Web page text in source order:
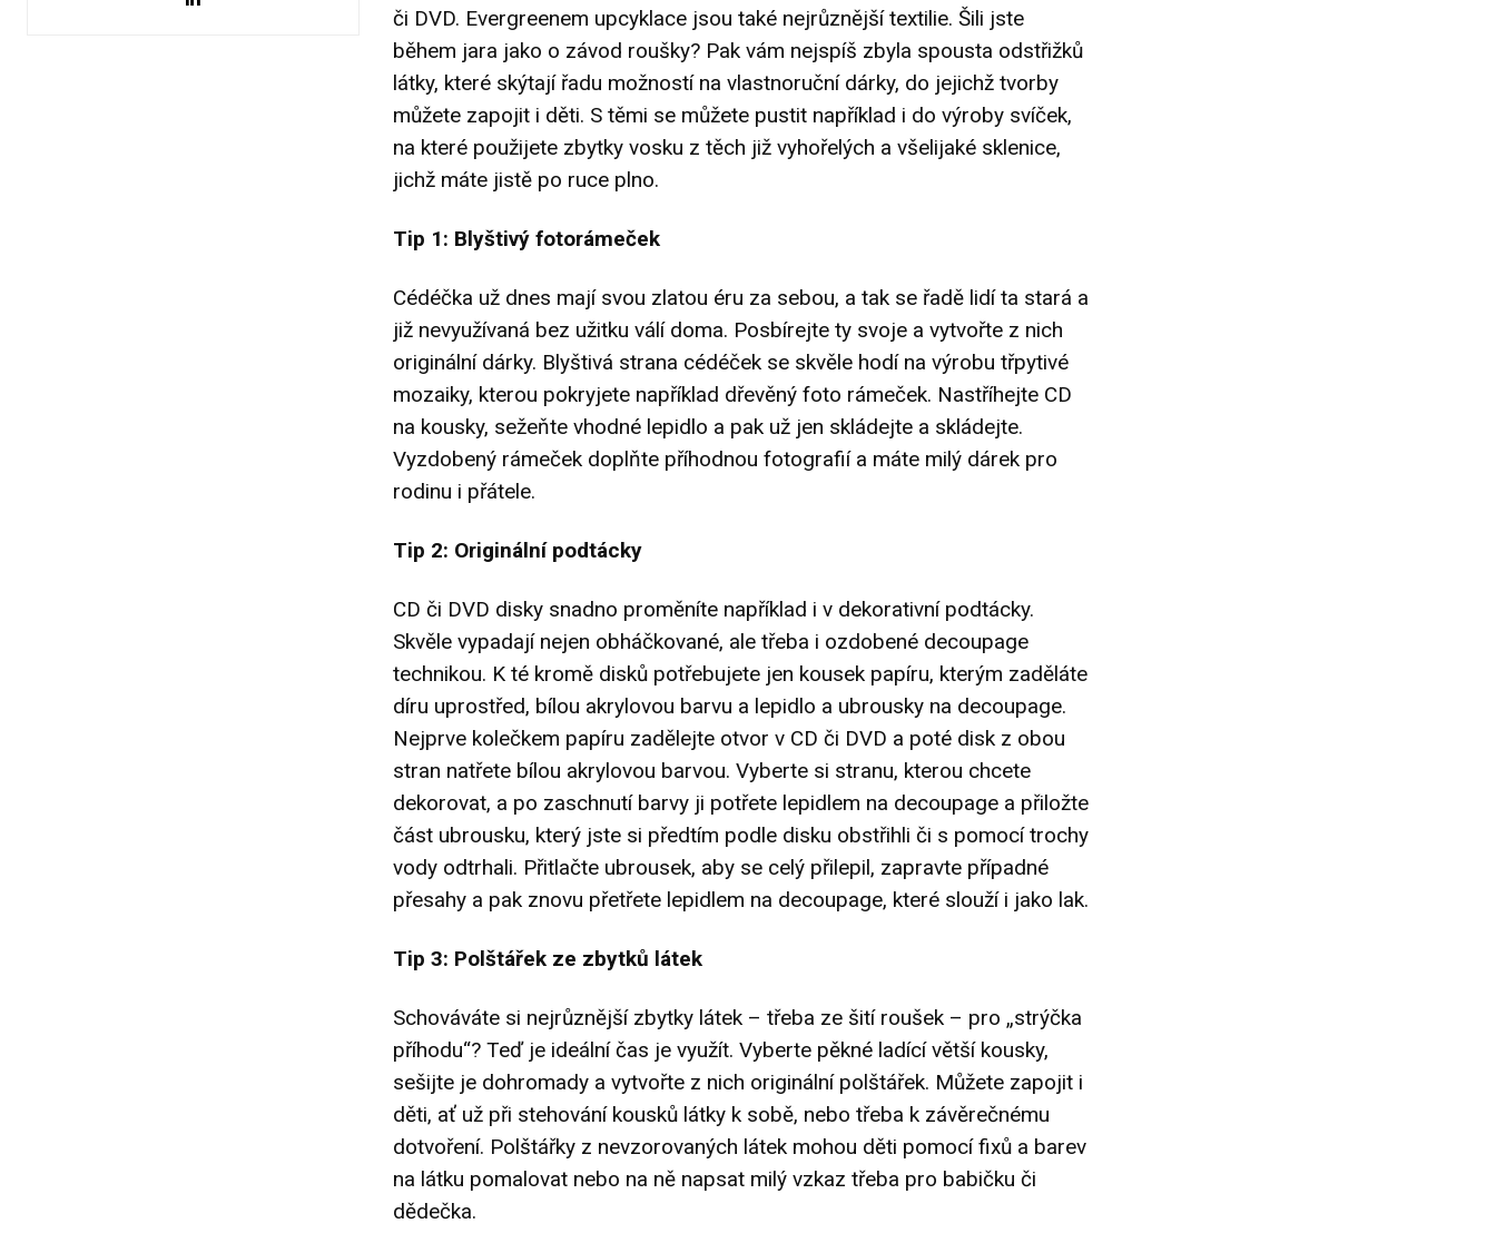
či DVD. Evergreenem upcyklace jsou také nejrůznější textilie. Šili jste
během jara jako o závod roušky? Pak vám nejspíš zbyla spousta odstřižků
látky, které skýtají řadu možností na vlastnoruční dárky, do jejichž tvorby
můžete zapojit i děti. S těmi se můžete pustit například i do výroby svíček,
na které použijete zbytky vosku z těch již vyhořelých a všelijaké sklenice,
jichž máte jistě po ruce plno.
Tip 1: Blyštivý fotorámeček
Cédéčka už dnes mají svou zlatou éru za sebou, a tak se řadě lidí ta stará a
již nevyužívaná bez užitku válí doma. Posbírejte ty svoje a vytvořte z nich
originální dárky. Blyštivá strana cédéček se skvěle hodí na výrobu třpytivé
mozaiky, kterou pokryjete například dřevěný foto rámeček. Nastříhejte CD
na kousky, sežeňte vhodné lepidlo a pak už jen skládejte a skládejte.
Vyzdobený rámeček doplňte příhodnou fotografií a máte milý dárek pro
rodinu i přátele.
Tip 2: Originální podtácky
CD či DVD disky snadno proměníte například i v dekorativní podtácky.
Skvěle vypadají nejen obháčkované, ale třeba i ozdobené decoupage
technikou. K té kromě disků potřebujete jen kousek papíru, kterým zaděláte
díru uprostřed, bílou akrylovou barvu a lepidlo a ubrousky na decoupage.
Nejprve kolečkem papíru zadělejte otvor v CD či DVD a poté disk z obou
stran natřete bílou akrylovou barvou. Vyberte si stranu, kterou chcete
dekorovat, a po zaschnutí barvy ji potřete lepidlem na decoupage a přiložte
část ubrousku, který jste si předtím podle disku obstřihli či s pomocí trochy
vody odtrhali. Přitlačte ubrousek, aby se celý přilepil, zapravte případné
přesahy a pak znovu přetřete lepidlem na decoupage, které slouží i jako lak.
Tip 3: Polštářek ze zbytků látek
Schováváte si nejrůznější zbytky látek – třeba ze šití roušek – pro „strýčka
příhodu“? Teď je ideální čas je využít. Vyberte pěkné ladící větší kousky,
sešijte je dohromady a vytvořte z nich originální polštářek. Můžete zapojit i
děti, ať už při stehování kousků látky k sobě, nebo třeba k závěrečnému
dotvoření. Polštářky z nevzorovaných látek mohou děti pomocí fixů a barev
na látku pomalovat nebo na ně napsat milý vzkaz třeba pro babičku či
dědečka.